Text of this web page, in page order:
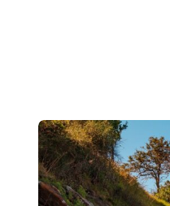
Post
navigation